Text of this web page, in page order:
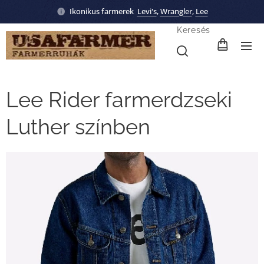
Ikonikus farmerek Levi's,Wrangler, Lee
Keresés
Lee Rider farmerdzseki
Luther színben